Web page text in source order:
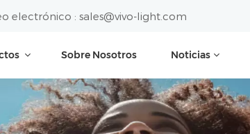
electrónico : sales@vivo-light.com
Sobre Nosotros Noticias